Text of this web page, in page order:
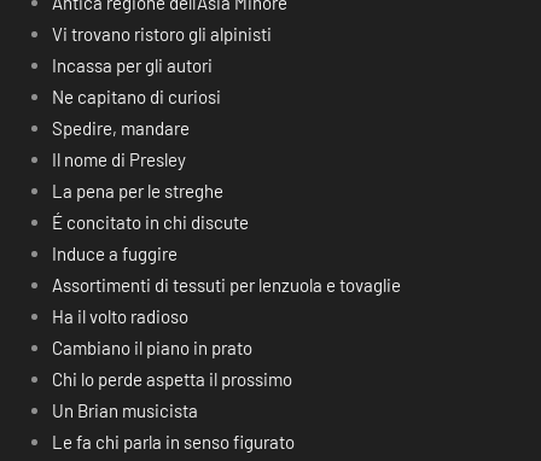
Vi trovano ristoro gli alpinisti
Incassa per gli autori
Ne capitano di curiosi
Spedire, mandare
Il nome di Presley
La pena per le streghe
É concitato in chi discute
Induce a fuggire
Assortimenti di tessuti per lenzuola e tovaglie
Ha il volto radioso
Cambiano il piano in prato
Chi lo perde aspetta il prossimo
Un Brian musicista
Le fa chi parla in senso figurato